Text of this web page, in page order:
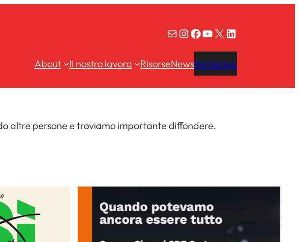
Email
Instagram
Facebook
YouTube
X LinkedIn
About Il nostro lavoro RisorseNewsPartecipa
altre persone e troviamo importante diffondere.